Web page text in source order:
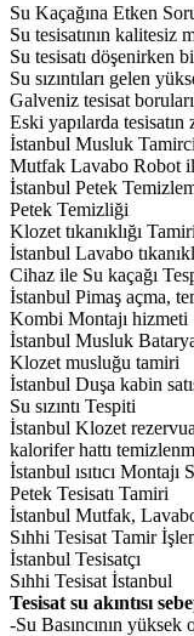
Su Kaçağına Etken
Su tesisatının kalitesiz
Su tesisatı döşenirken
Su sızıntıları gelen
Galveniz tesisat
Eski yapılarda
İstanbul Musluk
Mutfak Lavabo Robot
İstanbul Petek
Petek Temizliği
Klozet tıkanıklığı Tamiri
İstanbul Lavabo
Cihaz ile Su kaçağı
İstanbul Pimaş açma,
Kombi Montajı hizmeti
İstanbul Musluk
Klozet musluğu tamiri
İstanbul Duşa kabin
Su sızıntı Tespiti
İstanbul Klozet
kalorifer hattı
İstanbul ısıtıcı Montajı
Petek Tesisatı Tamiri
İstanbul Mutfak, Lavabo
Sıhhi Tesisat Tamir
İstanbul Tesisatçı
Sıhhi Tesisat İstanbul
Tesisat su akıntısı
-Su Basıncının yüksek